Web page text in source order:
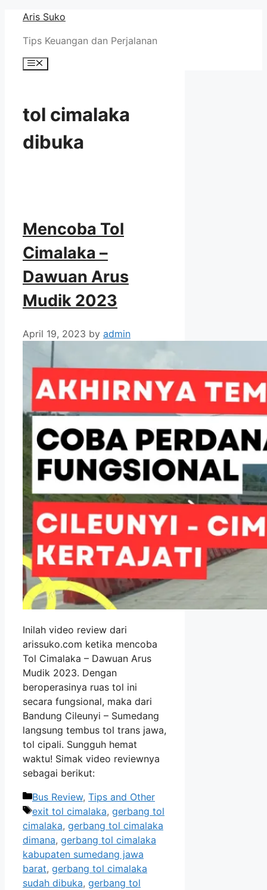
Skip
content
Aris Suko
Tips Keuangan dan Perjalanan
Menu
tol cimalaka
dibuka
Mencoba Tol
Cimalaka –
Dawuan Arus
Mudik 2023
April 19, 2023 by admin
Inilah video review dari
arissuko.com ketika mencoba
Tol Cimalaka – Dawuan Arus
Mudik 2023. Dengan
beroperasinya ruas tol ini
secara fungsional, maka dari
Bandung Cileunyi – Sumedang
langsung tembus tol trans jawa,
tol cipali. Sungguh hemat
waktu! Simak video reviewnya
sebagai berikut:
Categories
Bus Review, Tips and Other
Tags
exit tol cimalaka, gerbang tol
cimalaka, gerbang tol cimalaka
dimana, gerbang tol cimalaka
kabupaten sumedang jawa
barat, gerbang tol cimalaka
sudah dibuka, gerbang tol